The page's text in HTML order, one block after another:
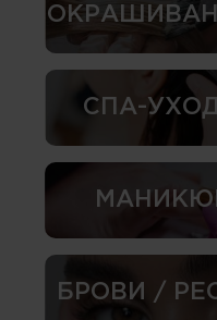
СПА-
БРОВИ /